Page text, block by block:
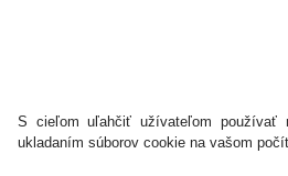
S cieľom uľahčiť užívateľom používať
ukladaním súborov cookie na vašom